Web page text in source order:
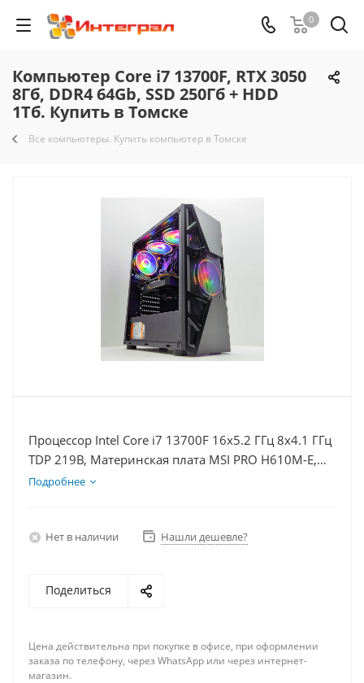
0
Компьютер Core i7 13700F, RTX 3050
8Гб, DDR4 64Gb, SSD 250Гб + HDD
1Тб. Купить в Томске
Все компьютеры. Купить компьютер в Томске
Процессор Intel Core i7 13700F 16x5.2 ГГц 8x4.1 ГГц
TDP 219В, Материнская плата MSI PRO H610M-E,
Видеокарта RTX 3050 8Гб, Память DDR4 64Gb,
Подробнее
Нет в наличии Нашли дешевле?
Поделиться
Цена действительна при покупке в офисе, при оформлении
заказа по телефону, через WhatsApp или через интернет-
магазин.